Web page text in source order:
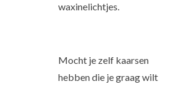
waxinelichtjes.
Mocht je zelf kaarsen
hebben die je graag wilt